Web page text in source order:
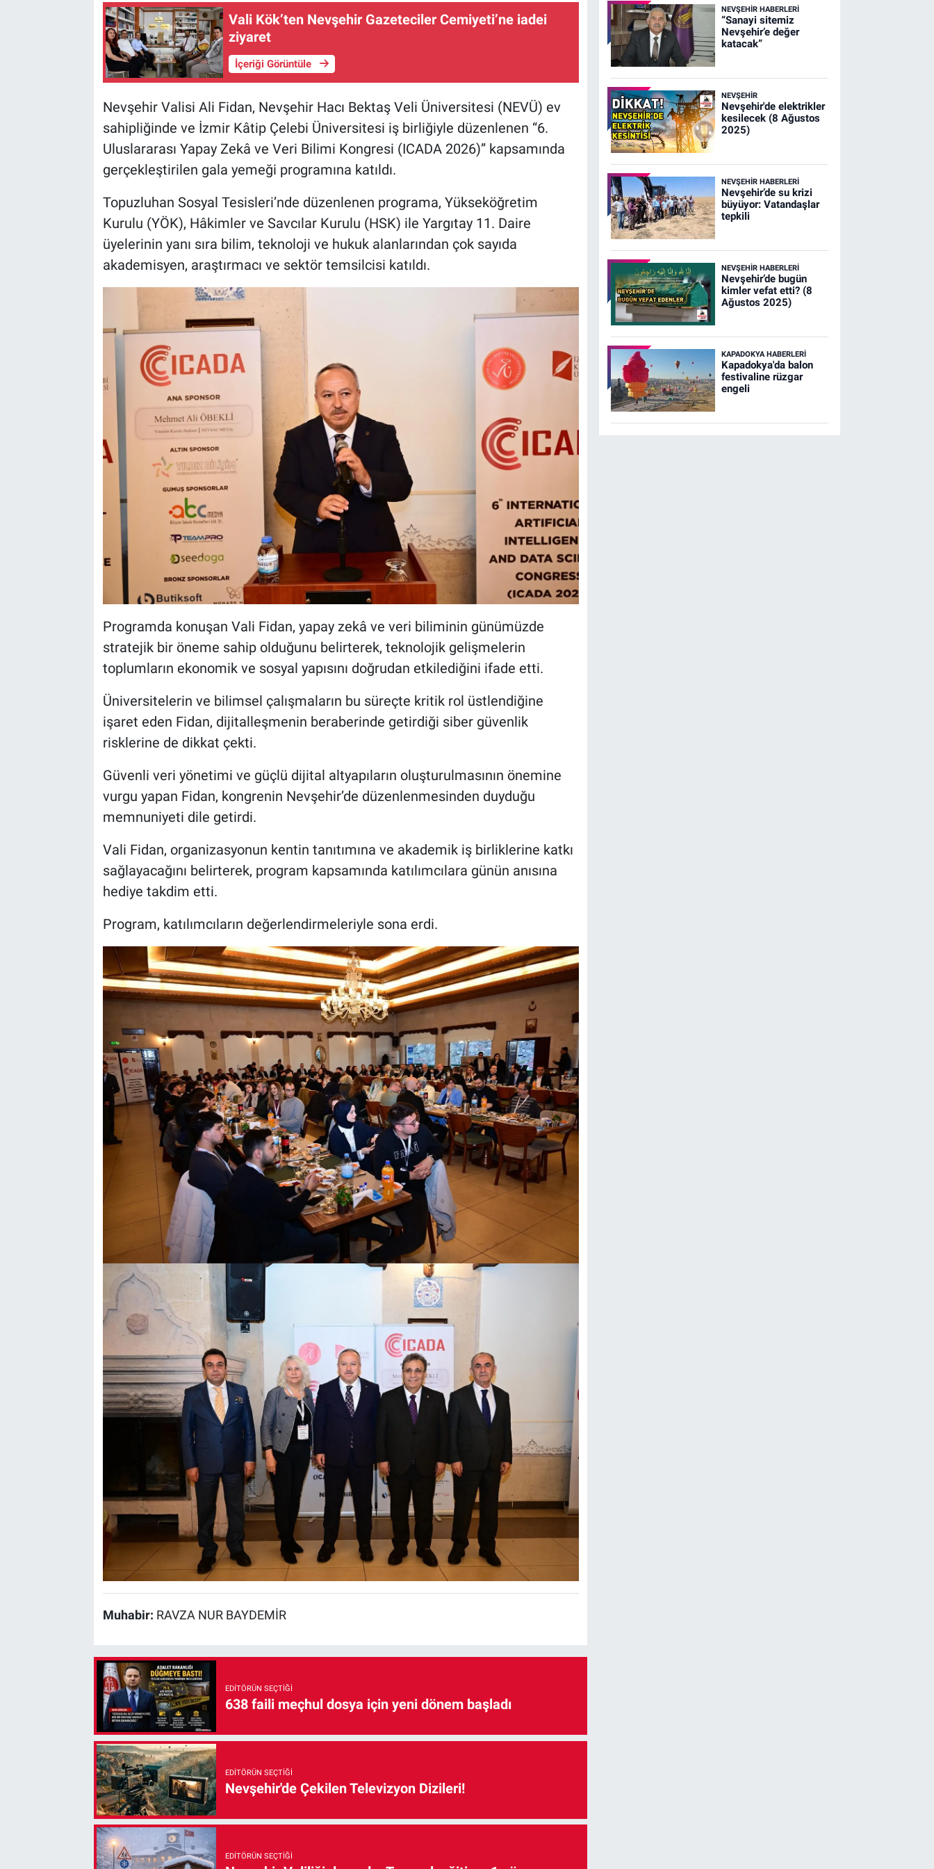
Vali Kök’ten Nevşehir Gazeteciler Cemiyeti’ne iadei
ziyaret
İçeriği Görüntüle
Nevşehir Valisi Ali Fidan, Nevşehir Hacı Bektaş Veli Üniversitesi (NEVÜ) ev
sahipliğinde ve İzmir Kâtip Çelebi Üniversitesi iş birliğiyle düzenlenen “6.
Uluslararası Yapay Zekâ ve Veri Bilimi Kongresi (ICADA 2026)” kapsamında
gerçekleştirilen gala yemeği programına katıldı.
Topuzluhan Sosyal Tesisleri’nde düzenlenen programa, Yükseköğretim
Kurulu (YÖK), Hâkimler ve Savcılar Kurulu (HSK) ile Yargıtay 11. Daire
üyelerinin yanı sıra bilim, teknoloji ve hukuk alanlarından çok sayıda
akademisyen, araştırmacı ve sektör temsilcisi katıldı.
Programda konuşan Vali Fidan, yapay zekâ ve veri biliminin günümüzde
stratejik bir öneme sahip olduğunu belirterek, teknolojik gelişmelerin
toplumların ekonomik ve sosyal yapısını doğrudan etkilediğini ifade etti.
Üniversitelerin ve bilimsel çalışmaların bu süreçte kritik rol üstlendiğine
işaret eden Fidan, dijitalleşmenin beraberinde getirdiği siber güvenlik
risklerine de dikkat çekti.
Güvenli veri yönetimi ve güçlü dijital altyapıların oluşturulmasının önemine
vurgu yapan Fidan, kongrenin Nevşehir’de düzenlenmesinden duyduğu
memnuniyeti dile getirdi.
Vali Fidan, organizasyonun kentin tanıtımına ve akademik iş birliklerine katkı
sağlayacağını belirterek, program kapsamında katılımcılara günün anısına
hediye takdim etti.
Program, katılımcıların değerlendirmeleriyle sona erdi.
Muhabir: RAVZA NUR BAYDEMİR
EDITÖRÜN SEÇTIĞI
638 faili meçhul dosya için yeni dönem başladı
EDITÖRÜN SEÇTIĞI
Nevşehir'de Çekilen Televizyon Dizileri!
EDITÖRÜN SEÇTIĞI
NEVŞEHIR HABERLERI
“Sanayi sitemiz
Nevşehir’e değer
katacak”
NEVŞEHIR
Nevşehir'de elektrikler
kesilecek (8 Ağustos
2025)
NEVŞEHIR HABERLERI
Nevşehir’de su krizi
büyüyor: Vatandaşlar
tepkili
NEVŞEHIR HABERLERI
Nevşehir’de bugün
kimler vefat etti? (8
Ağustos 2025)
KAPADOKYA HABERLERI
Kapadokya'da balon
festivaline rüzgar
engeli